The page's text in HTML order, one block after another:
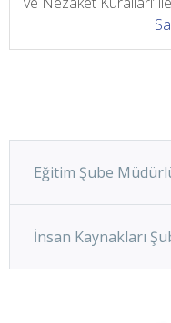
Eğitim Şube
İnsan Kaynakları